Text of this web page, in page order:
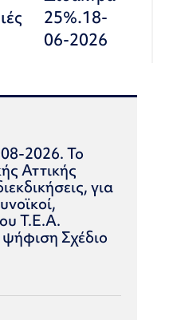
25%.18-
06-2026
2026. Το
Αττικής
για
Τ.Ε.Α.
Σχέδιο